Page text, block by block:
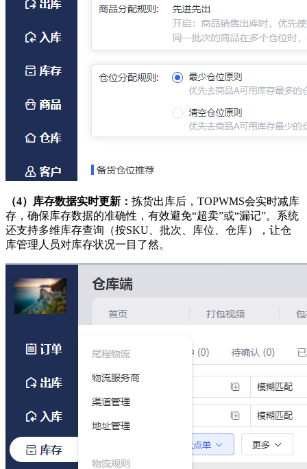
（4） 库存数据实时更新： 拣货出库后， TOPWMS会实时减库
存，确保库存数据的准确性，有效避免“超卖”或“漏记”。系统
还支持多维库存查询（按SKU、批次、库位、仓库），让仓
库管理人员对库存状况一目了然。